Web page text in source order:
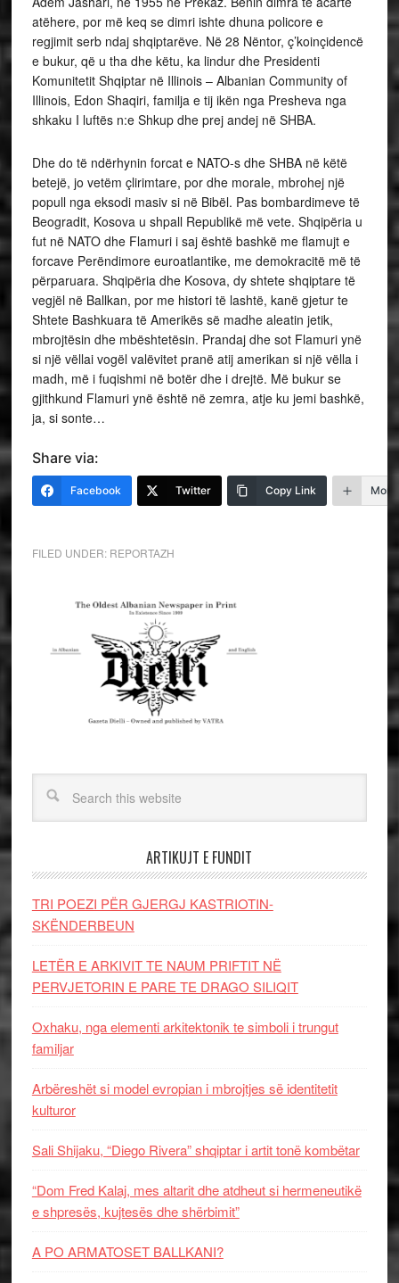
atëhere, por më keq se dimri ishte dhuna policore e
regjimit serb ndaj shqiptarëve. Në 28 Nëntor, ç’koinçidencë
e bukur, që u tha dhe këtu, ka lindur dhe Presidenti
Komunitetit Shqiptar në Illinois – Albanian Community of
Illinois, Edon Shaqiri, familja e tij ikën nga Presheva nga
shkaku I luftës n:e Shkup dhe prej andej në SHBA.
​Dhe do të ndërhynin forcat e NATO-s dhe SHBA në këtë
betejë, jo vetëm çlirimtare, por dhe morale, mbrohej një
popull nga eksodi masiv si në Bibël. Pas bombardimeve të
Beogradit, Kosova u shpall Republikë më vete. Shqipëria u
fut në NATO dhe Flamuri i saj është bashkë me flamujt e
forcave Perëndimore euroatlantike, me demokracitë më të
përparuara. Shqipëria dhe Kosova, dy shtete shqiptare të
vegjël në Ballkan, por me histori të lashtë, kanë gjetur te
Shtete Bashkuara të Amerikës së madhe aleatin jetik,
mbrojtësin dhe mbështetësin. Prandaj dhe sot Flamuri ynë
si një vëllai vogël valëvitet pranë atij amerikan si një vëlla i
madh, më i fuqishmi në botër dhe i drejtë. Më bukur se
gjithkund Flamuri ynë është në zemra, atje ku jemi bashkë,
ja, si sonte…
Share via:
Facebook Twitter Copy Link More
FILED UNDER: REPORTAZH
ARTIKUJT E FUNDIT
TRI POEZI PËR GJERGJ KASTRIOTIN-
SKËNDERBEUN
LETËR E ARKIVIT TE NAUM PRIFTIT NË
PERVJETORIN E PARE TE DRAGO SILIQIT
Oxhaku, nga elementi arkitektonik te simboli i trungut
familjar
Arbëreshët si model evropian i mbrojtjes së identitetit
kulturor
Sali Shijaku, “Diego Rivera” shqiptar i artit tonë kombëtar
“Dom Fred Kalaj, mes altarit dhe atdheut si hermeneutikë
e shpresës, kujtesës dhe shërbimit”
A PO ARMATOSET BALLKANI?